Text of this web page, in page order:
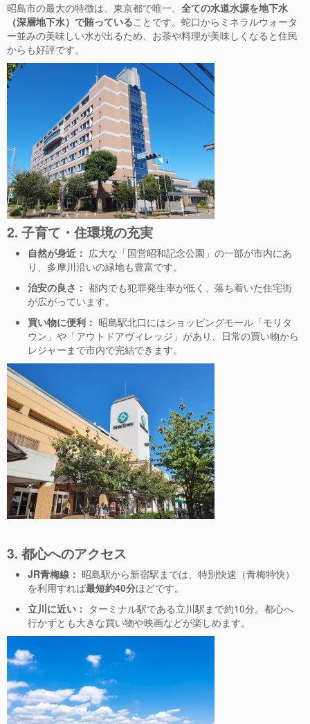
昭島市の最大の特徴は、東京都で唯一、 全ての水道水源を地下水
（深層地下水）で賄っていることです。蛇口からミネラルウォータ
ー並みの美味しい水が出るため、お茶や料理が美味しくなると住民
からも好評です。
2. 子育て・住環境の充実
自然が身近： 広大な「国営昭和記念公園」の一部が市内にあ
り、多摩川沿いの緑地も豊富です。
治安の良さ： 都内でも犯罪発生率が低く、落ち着いた住宅街
が広がっています。
買い物に便利： 昭島駅北口にはショッピングモール「モリタ
ウン」や「アウトドアヴィレッジ」があり、日常の買い物から
レジャーまで市内で完結できます。
3. 都心へのアクセス
JR青梅線： 昭島駅から新宿駅までは、特別快速（青梅特快）
を利用すれば最短約40分ほどです。
立川に近い： ターミナル駅である立川駅まで約10分。都心へ
行かずとも大きな買い物や映画などが楽しめます。